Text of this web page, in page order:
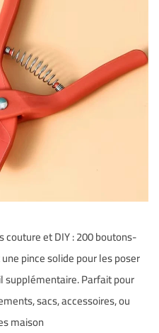
et DIY : 200 boutons-
pince solide pour les poser
supplémentaire. Parfait pour
sacs, accessoires, ou
maison